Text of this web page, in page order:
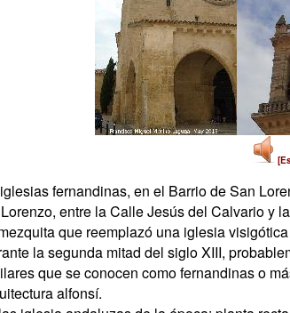
fernandinas, en el Barrio de San
entre la Calle Jesús del Calvario y
que reemplazó una iglesia
la segunda mitad del siglo XIII,
que se conocen como fernandinas o
alfonsí.